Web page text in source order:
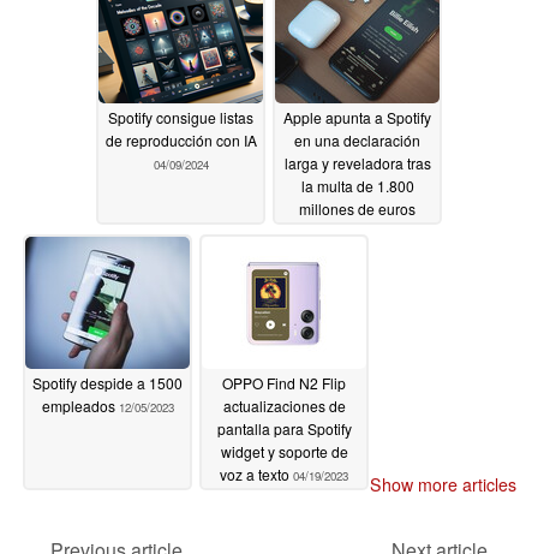
Spotify consigue listas
de reproducción con IA
04/09/2024
Apple apunta a Spotify
en una declaración
larga y reveladora tras
la multa de 1.800
millones de euros
Spotify despide a 1500
empleados 12/05/2023
OPPO Find N2 Flip
actualizaciones de
pantalla para Spotify
widget y soporte de
voz a texto 04/19/2023 Show more articles